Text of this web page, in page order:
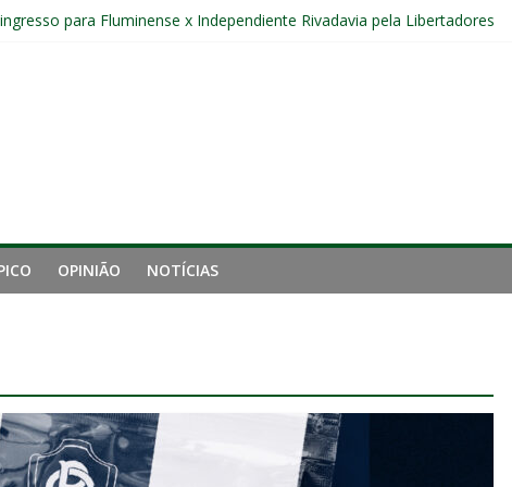
para Fluminense x Independiente Rivadavia pela Libertadores
da Libertadores com apenas duas contratações e sete saídas no
Fluminense e Botafogo pelo Campeonato Brasileiro Feminino
OPINIÃO NOTÍCIAS